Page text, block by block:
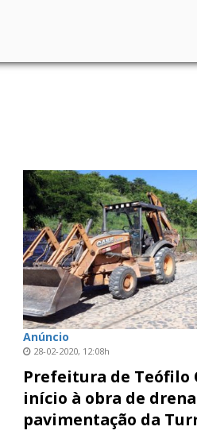
Anúncio
28-02-2020, 12:08h
Prefeitura de Teófilo
início à obra de
pavimentação da